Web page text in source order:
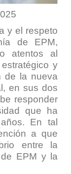
y el respeto
de EPM,
atentos al
y
de la nueva
en sus dos
responder
que ha
En tal
a que
entre la
EPM y la